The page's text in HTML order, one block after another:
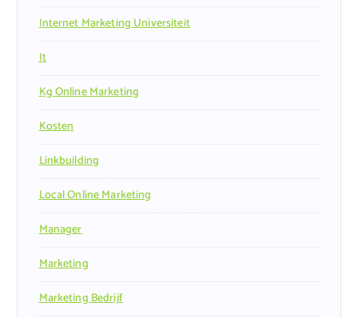
Internet Marketing Universiteit
It
Kg Online Marketing
Kosten
Linkbuilding
Local Online Marketing
Manager
Marketing
Marketing Bedrijf